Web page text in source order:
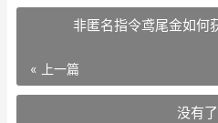
非匿名指令鸢尾金如何
« 上一篇
没有了